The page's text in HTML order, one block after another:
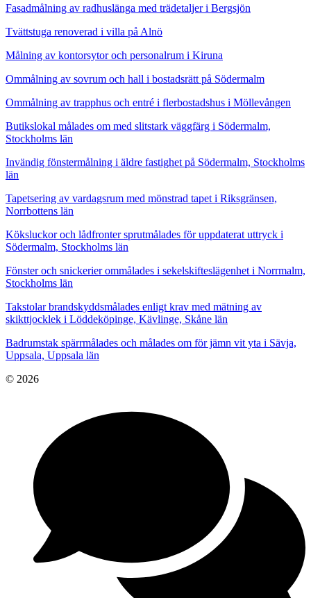
Fasadmålning av radhuslänga med trädetaljer i Bergsjön
Tvättstuga renoverad i villa på Alnö
Målning av kontorsytor och personalrum i Kiruna
Ommålning av sovrum och hall i bostadsrätt på Södermalm
Ommålning av trapphus och entré i flerbostadshus i Möllevången
Butikslokal målades om med slitstark väggfärg i Södermalm,
Stockholms län
Invändig fönstermålning i äldre fastighet på Södermalm, Stockholms
län
Tapetsering av vardagsrum med mönstrad tapet i Riksgränsen,
Norrbottens län
Köksluckor och lådfronter sprutmålades för uppdaterat uttryck i
Södermalm, Stockholms län
Fönster och snickerier ommålades i sekelskifteslägenhet i Norrmalm,
Stockholms län
Takstolar brandskyddsmålades enligt krav med mätning av
skikttjocklek i Löddeköpinge, Kävlinge, Skåne län
Badrumstak spärrmålades och målades om för jämn vit yta i Sävja,
Uppsala, Uppsala län
© 2026